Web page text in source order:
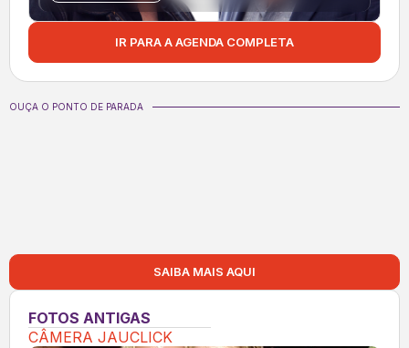
IR PARA A AGENDA COMPLETA
OUÇA O PONTO DE PARADA
SAIBA MAIS AQUI
FOTOS ANTIGAS
CÂMERA JAUCLICK